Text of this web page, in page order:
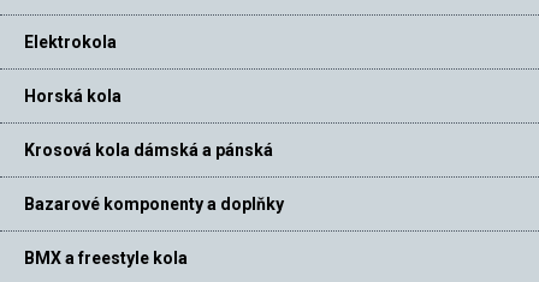
Elektrokola
Horská kola
Krosová kola dámská a pánská
Bazarové komponenty a doplňky
BMX a freestyle kola